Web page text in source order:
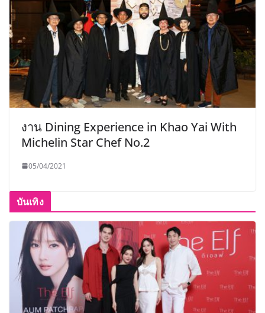
งาน Dining Experience in Khao Yai With
Michelin Star Chef No.2
05/04/2021
บันเทิง